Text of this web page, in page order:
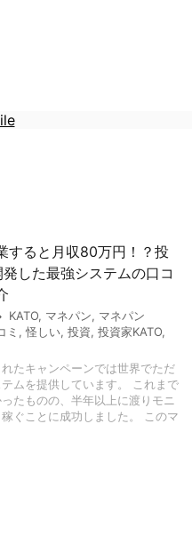
すると月収80万円！？投
した最強システムの口コ
KATO, マネパン, マネパン
ミ , 怪しい, 投資, 投資家KATO,
たキャンペーンでは世界でただ
ムを提供しています。 これまで
たものの、半年以上に渡りモニ
ぐことに成功しました。 このマ